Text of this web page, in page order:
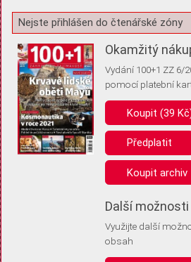
Žádost o souhlas s ukládáním
Pro základní fungování webu
(tzv. cookies apod.). Rádi bychom vás ale
uložením volitelných informací:
Anonymní unikátní ID
Díky němu příště poznáme, že se jedná o
Identifikátor je zcela anonymní.
Vaše souhlasy a odmítnutí si ukládáme do
vás už příště znovu neptali. Můžete je
Nejste přihlášen do čtenářské zóny
Okamžitý
Vydání 100+1 ZZ 6/
pomocí platební
Koupit (39
Předplatit
Koupit archiv
Další možnosti
Využijte další
obsah